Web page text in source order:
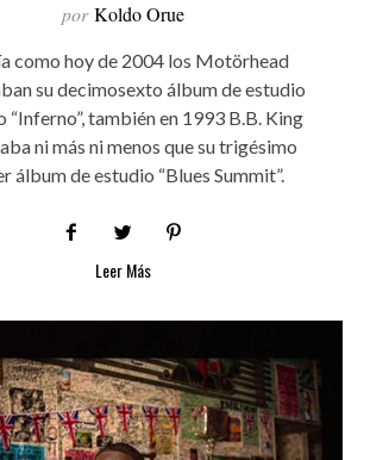
por Koldo Orue
como hoy de 2004 los Motörhead
su decimosexto álbum de estudio
“Inferno”, también en 1993 B.B. King
ni más ni menos que su trigésimo
álbum de estudio “Blues Summit”.
Leer Más